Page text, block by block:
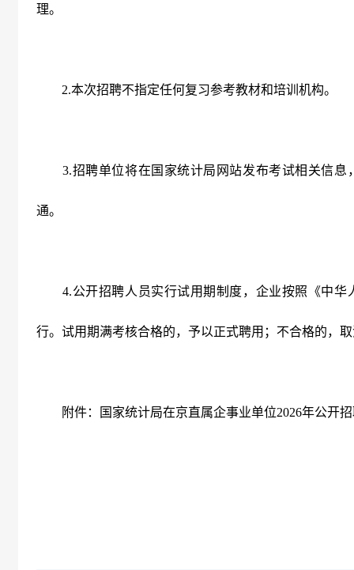
理。
2.本次招聘不指定任何复习参考教材和培训机构。
3.招聘单位将在国家统计局网站发布考试相关信
通。
4.公开招聘人员实行试用期制度，企业按照《中
行。试用期满考核合格的，予以正式聘用；不合格的，
附件：国家统计局在京直属企事业单位2026年公开